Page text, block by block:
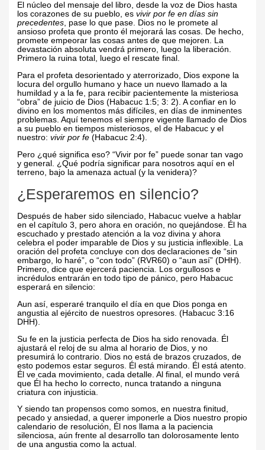
El núcleo del mensaje del libro, desde la voz de Dios hasta
los corazones de su pueblo, esvivir por fe en días sin
precedentes, pase lo que pase. Dios no le promete al
ansioso profeta que pronto él mejorará las cosas. De hecho,
promete empeorar las cosas antes de que mejoren. La
devastación absoluta vendrá primero, luego la liberación.
Primero la ruina total, luego el rescate final.
Para el profeta desorientado y aterrorizado, Dios expone la
locura del orgullo humano y hace un nuevo llamado a la
humildad y a la fe, para recibir pacientemente la misteriosa
“obra” de juicio de Dios (Habacuc 1:5; 3: 2). A confiar en lo
divino en los momentos más difíciles, en días de inminentes
problemas. Aquí tenemos el siempre vigente llamado de Dios
a su pueblo en tiempos misteriosos, el de Habacuc y el
nuestro:vivir por fe (Habacuc 2:4).
Pero ¿qué significa eso? “Vivir por fe” puede sonar tan vago
y general. ¿Qué podría significar para nosotros aquí en el
terreno, bajo la amenaza actual (y la venidera)?
¿Esperaremos en silencio?
Después de haber sido silenciado, Habacuc vuelve a hablar
en el capítulo 3, pero ahora en oración, no quejándose. Él ha
escuchado y prestado atención a la voz divina y ahora
celebra el poder imparable de Dios y su justicia inflexible. La
oración del profeta concluye con dos declaraciones de “sin
embargo, lo haré”, o “con todo” (RVR60) o “aun así” (DHH).
Primero, dice que ejercerá paciencia. Los orgullosos e
incrédulos entrarán en todo tipo de pánico, pero Habacuc
esperará en silencio:
Aun así, esperaré tranquilo el día en que Dios ponga en
angustia al ejército de nuestros opresores. (Habacuc 3:16
DHH).
Su fe en la justicia perfecta de Dios ha sido renovada. Él
ajustará el reloj de su alma al horario de Dios, y no
presumirá lo contrario. Dios no está de brazos cruzados, de
esto podemos estar seguros. Él está mirando. Él está atento.
Él ve cada movimiento, cada detalle. Al final, el mundo verá
que Él ha hecho lo correcto, nunca tratando a ninguna
criatura con injusticia.
Y siendo tan propensos como somos, en nuestra finitud,
pecado y ansiedad, a querer imponerle a Dios nuestro propio
calendario de resolución, Él nos llama a la paciencia
silenciosa, aún frente al desarrollo tan dolorosamente lento
de una angustia como la actual.